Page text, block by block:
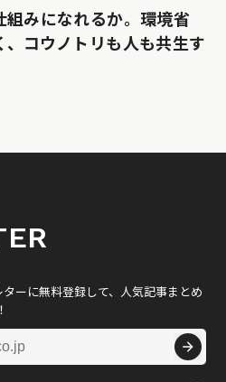
みになれるか。環境省
、コウノトリも人も共生す
ーに無料登録して、人気記事まとめ